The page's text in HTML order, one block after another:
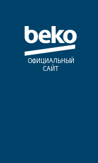
ОФИЦИАЛЬНЫЙ
САЙТ